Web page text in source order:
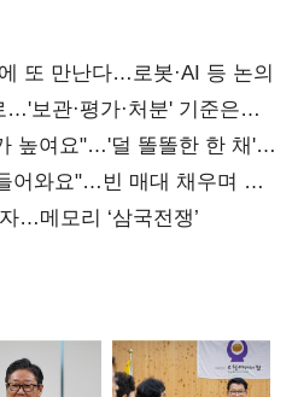
또 만난다…로봇·AI 등 논의
보관·평가·처분' 기준은
높여요"…'덜 똘똘한 한 채'
어와요"…빈 매대 채우며 문
…메모리 ‘삼국전쟁’